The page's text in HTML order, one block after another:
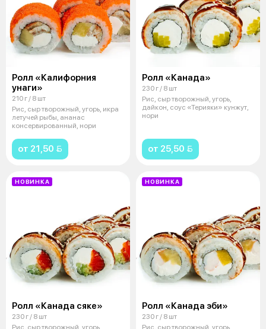
Ролл «Калифорния
унаги»
210 г / 8 шт
Рис, сыр творожный, угорь, икра
летучей рыбы, ананас
консервированный, нори
от 21,50 
Ролл «Канада»
230 г / 8 шт
Рис, сыр творожный, угорь,
дайкон, соус «Терияки» кунжут,
нори
от 25,50 
НОВИНКА
Ролл «Канада сяке»
230 г / 8 шт
Рис, сыр творожный, угорь,
НОВИНКА
Ролл «Канада эби»
230 г / 8 шт
Рис, сыр творожный, угорь,